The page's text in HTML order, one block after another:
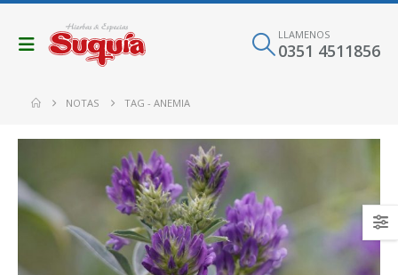
LLAMENOS
0351 4511856
NOTAS TAG -ANEMIA